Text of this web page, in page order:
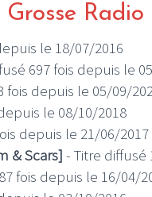
Radio
le 18/07/2016
697 fois depuis le
fois depuis le 05/09/
le 08/10/2018
depuis le 21/06/2017
& Scars] - Titre diffusé
fois depuis le 16/04/